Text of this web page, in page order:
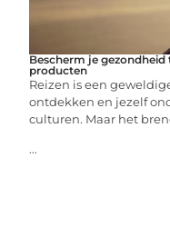
Bescherm je gezondheid
producten
Reizen is een
ontdekken en jezelf
culturen. Maar het
...